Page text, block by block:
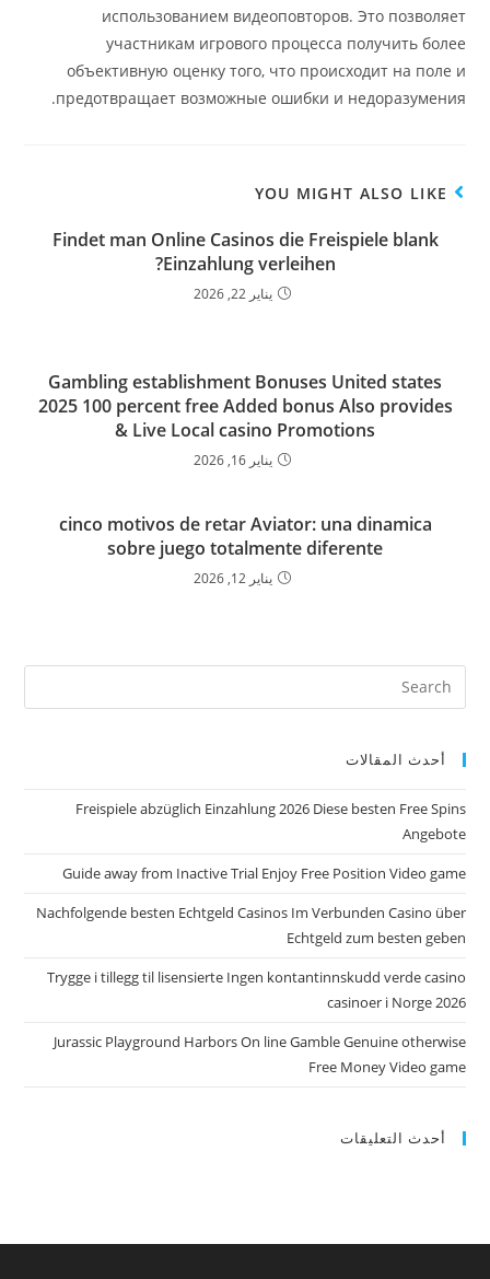
использованием видеоповторов. Это позволяет
участникам игрового процесса получить более
объективную оценку того, что происходит на поле и
предотвращает возможные ошибки и недоразумения.
YOU MIGHT ALSO LIKE
Findet man Online Casinos die Freispiele blank
Einzahlung verleihen?
يناير 22, 2026
Gambling establishment Bonuses United states
2025 100 percent free Added bonus Also provides
& Live Local casino Promotions
يناير 16, 2026
cinco motivos de retar Aviator: una dinamica
sobre juego totalmente diferente
يناير 12, 2026
أحدث المقالات
Freispiele abzüglich Einzahlung 2026 Diese besten Free Spins
Angebote
Guide away from Inactive Trial Enjoy Free Position Video game
Nachfolgende besten Echtgeld Casinos Im Verbunden Casino über
Echtgeld zum besten geben
Trygge i tillegg til lisensierte Ingen kontantinnskudd verde casino
casinoer i Norge 2026
Jurassic Playground Harbors On line Gamble Genuine otherwise
Free Money Video game
أحدث التعليقات